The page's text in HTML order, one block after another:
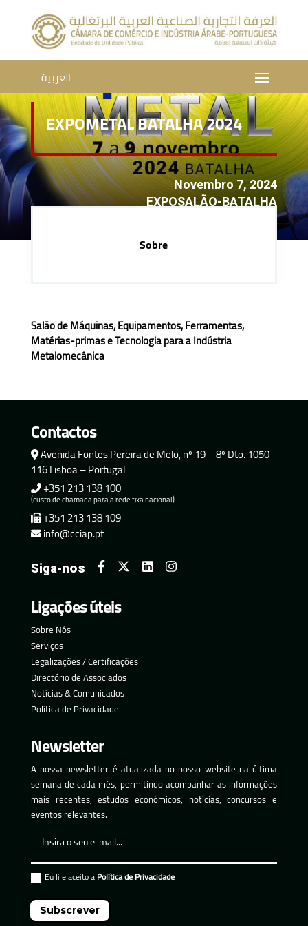
العربية
EXPOMETAL BATALHA 2024
Novembro 7, 2024
EXPOSALÃO-BATALHA
Sobre
Salão de Máquinas, Equipamentos, Ferramentas,
Matérias-primas e Tecnologia para a Indústria
Metalomecânica
Contactos
Avenida Fontes Pereira de Melo, nº 19 – 8º Dto. 1050-
116 Lisboa – Portugal
+351 213 138 100
(custo de chamada para a rede fixa nacional)
+351 213 138 109
info@cciap.pt
Siga-nos
Ligações úteis
Sobre Nós
Serviços
Legalizações / Certificações
Directório de Associados
Notícias & Comunicados
Política de Privacidade
Newsletter
A nossa newsletter é atualizada no nosso website na última
semana de cada mês, permitindo acompanhar as informações
mais recentes, estudos económicos, notícias, concursos e
eventos relevantes.
Eu li e aceito aPolítica de Privacidade
Subscrever